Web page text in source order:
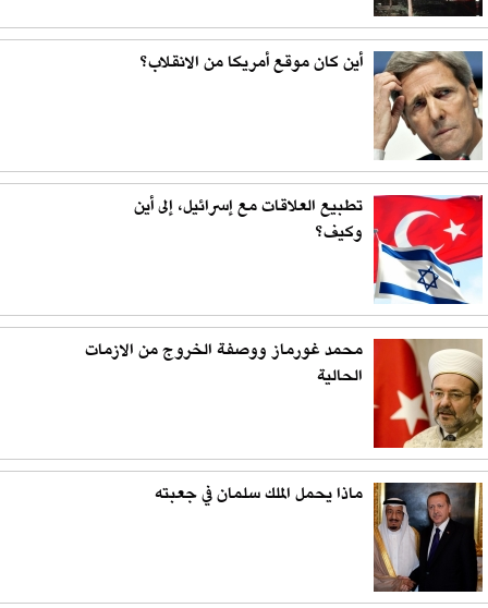
أين كان موقع أمريكا من الانقلاب؟
تطبيع العلاقات مع إسرائيل، إلى أين
وكيف؟
محمد غورماز ووصفة الخروج من الازمات
الحالية
ماذا يحمل الملك سلمان في جعبته